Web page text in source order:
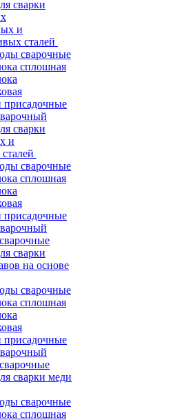
сварки
и
сталей
сварочные
сплошная
присадочные
сварки
и
сварочные
сплошная
присадочные
сварки
на основе
сварочные
сплошная
присадочные
сварки меди
сварочные
сплошная